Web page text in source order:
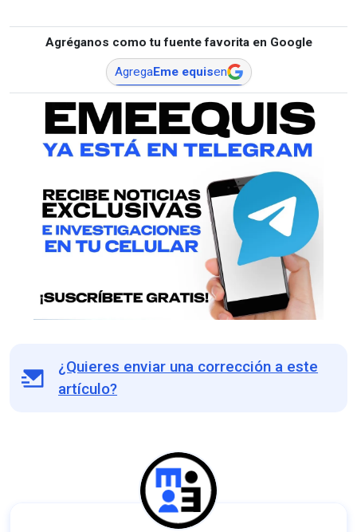
Agréganos como tu fuente favorita en Google
AgregaEme equisen
¿Quieres enviar una corrección a este
artículo?